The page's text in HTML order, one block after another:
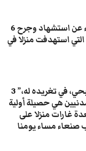
أعلنت وزارة الصحة في حكومة صنعاء عن استشهاد وجرح 6
التي استهدفت منزلا في
وكتب ناطق صحة صنعاء، أنيس الأصبحي، في تغريده له،” 3
هي حصيلة أولية
غارات منزلا على
مساء يومنا